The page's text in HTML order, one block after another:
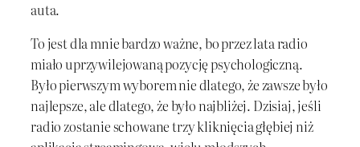
auta.
To jest dla mnie bardzo ważne, bo przez lata radio
miało uprzywilejowaną pozycję psychologiczną.
Było pierwszym wyborem nie dlatego, że zawsze było
najlepsze, ale dlatego, że było najbliżej. Dzisiaj, jeśli
radio zostanie schowane trzy kliknięcia głębiej niż